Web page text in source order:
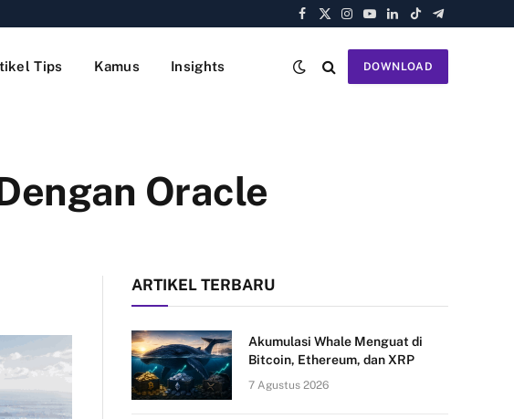
Facebook
X
Instagram
YouTube
LinkedIn
TikTokTelegram
Tips Kamus Insights DOWNLOAD
Oracle
ARTIKEL TERBARU
Akumulasi Whale Menguat di
Bitcoin, Ethereum, dan XRP
7 Agustus 2026